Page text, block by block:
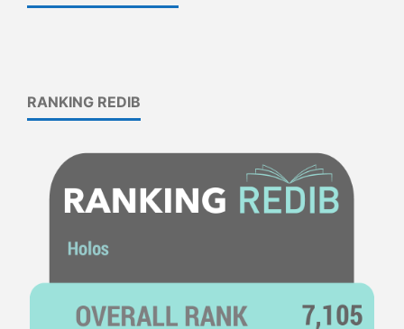
RANKING REDIB